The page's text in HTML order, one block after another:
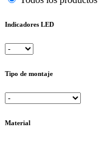
Indicadores LED
Tipo de montaje
Material